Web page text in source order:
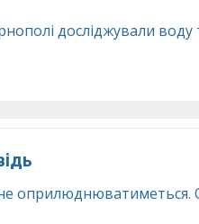
досліджували воду
оприлюднюватиметься.